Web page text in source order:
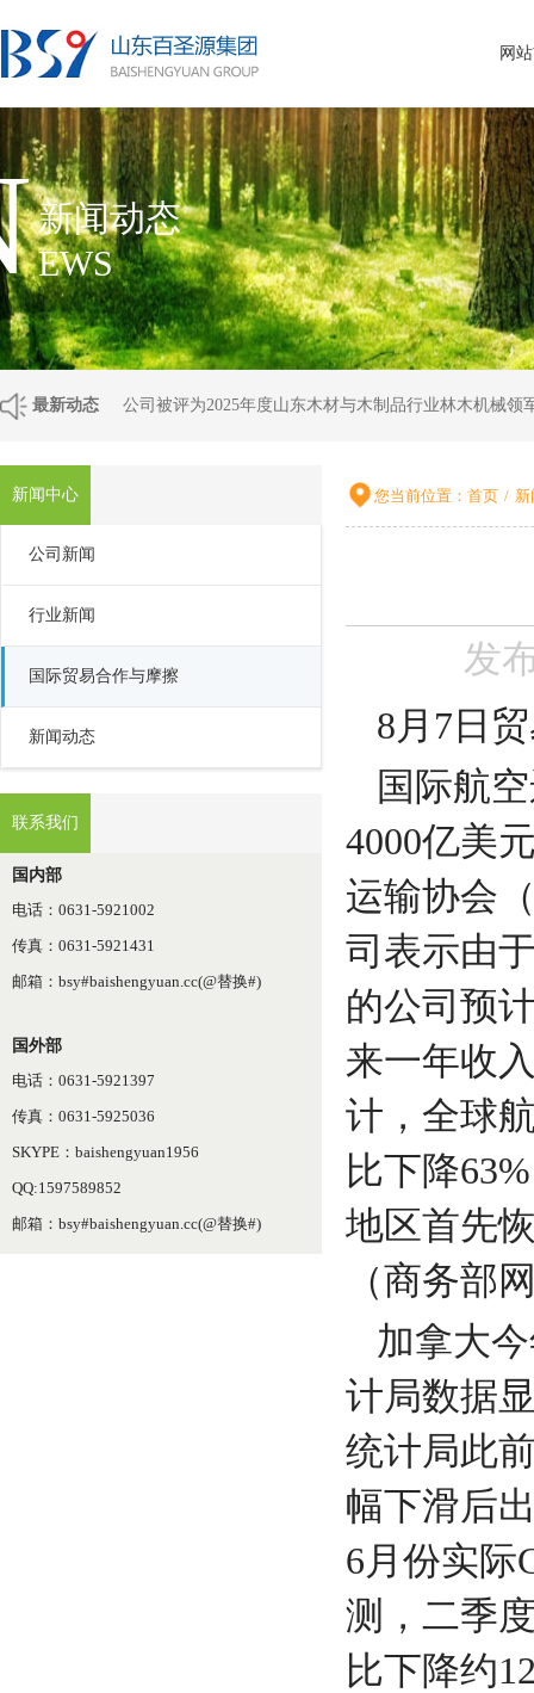
网
新闻动态
EWS
最新动态 公司被评为2025年度山东木材与木制品行业林木机械领
新闻中心
公司新闻
行业新闻
国际贸易合作与摩擦
新闻动态
联系我们
国内部
电话：0631-5921002
传真：0631-5921431
邮箱：bsy#baishengyuan.cc(@替换#)
国外部
电话：0631-5921397
传真：0631-5925036
SKYPE：baishengyuan1956
QQ:1597589852
邮箱：bsy#baishengyuan.cc(@替换#)
您当前位置： 首页 /
发
8月7日
国际航
4000亿美
运输协会
司表示由
的公司预
来一年收
计，全球
比下降
地区首先
（商务部
加拿大
计局数据
统计局此
幅下滑后
6月份实际
测，二季
比下降约